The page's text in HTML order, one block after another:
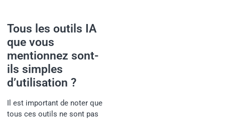
Tous les outils IA
que vous
mentionnez sont-
ils simples
d’utilisation ?
Il est important de noter que
tous ces outils ne sont pas